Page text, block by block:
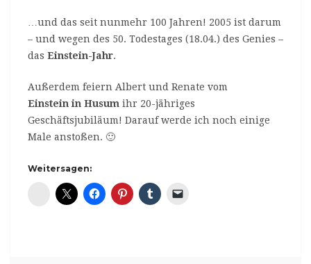
…und das seit nunmehr 100 Jahren! 2005 ist darum
– und wegen des 50. Todestages (18.04.) des Genies –
das Einstein-Jahr.
Außerdem feiern Albert und Renate vom
Einstein in Husum ihr 20-jähriges
Geschäftsjubiläum! Darauf werde ich noch einige
Male anstoßen. 🙂
Weitersagen:
Diaspora*